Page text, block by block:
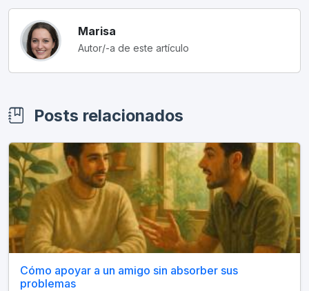
Marisa
Autor/-a de este artículo
Posts relacionados
Cómo apoyar a un amigo sin absorber sus
problemas